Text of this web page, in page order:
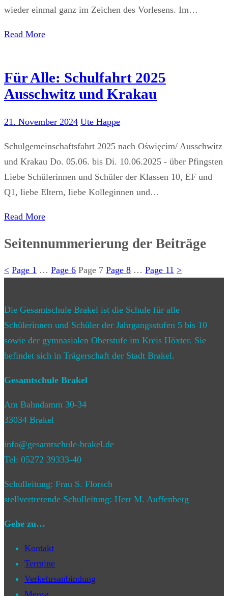
wieder einmal ganz im Zeichen des Vorlesens. Im…
Read More
Für Alle: Schulfahrt 2025
Ausschwitz und Krakau
21. November 2024 Ute Happe
Schulgemeinschaftsfahrt 2025 nach Oświęcim/ Ausschwitz
und Krakau Do. 05.06. bis Di. 10.06.2025 - über Pfingsten
Liebe Schülerinnen und Schüler der Klassen 10, EF und
Q1, liebe Eltern, liebe Kolleginnen und…
Read More
Seitennummerierung der Beiträge
< Page 1 … Page 6 Page 7 Page 8 … Page 11 >
Die Gesamtschule Brakel ist die Schule für alle
Schülerinnen und Schüler der Jahrgangsstufen 5 bis 10
sowie der gymnasialen Oberstufe im Kreis Höxter. Sie
befindet sich in Trägerschaft der Stadt Brakel.
Gesamtschule Brakel
Am Bahndamm 30-34
33034 Brakel
info@gesamtschule-brakel.de
Tel: 05272 39333-40
Schulleitung: Frau S. Florsch
stellvertretende Schulleitung: Herr M. Auffenberg
Gehe zu…
Kontakt
Termine
Verkehrsanbindung
Mensa